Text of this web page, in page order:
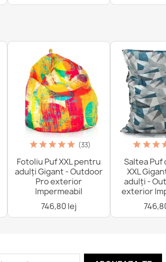
(33)
Fotoliu Puf XXL pentru
adulți Gigant - Outdoor
Pro exterior
Impermeabil
746,80 lej
Saltea Puf
XXL
adulți -
exterior